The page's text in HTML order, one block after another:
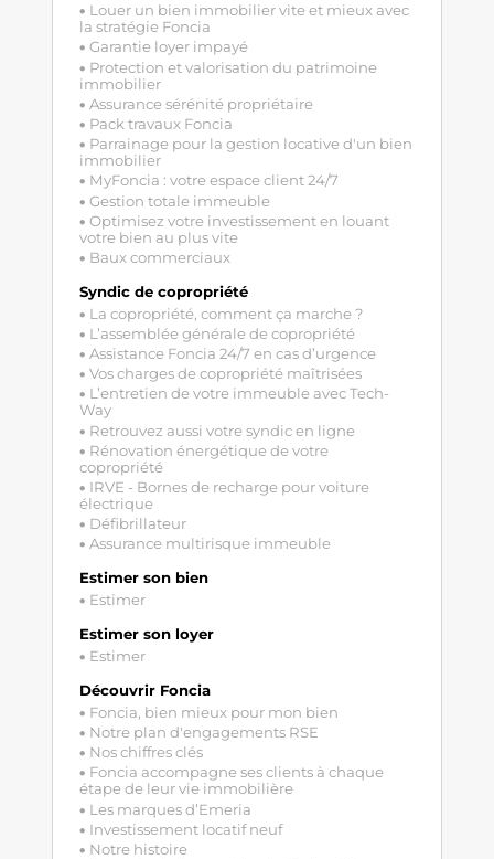
Louer un bien immobilier vite et mieux avec
la stratégie Foncia
Garantie loyer impayé
Protection et valorisation du patrimoine
immobilier
Assurance sérénité propriétaire
Pack travaux Foncia
Parrainage pour la gestion locative d'un bien
immobilier
MyFoncia : votre espace client 24/7
Gestion totale immeuble
Optimisez votre investissement en louant
votre bien au plus vite
Baux commerciaux
Syndic de copropriété
La copropriété, comment ça marche ?
L’assemblée générale de copropriété
Assistance Foncia 24/7 en cas d’urgence
Vos charges de copropriété maîtrisées
L’entretien de votre immeuble avec Tech-
Way
Retrouvez aussi votre syndic en ligne
Rénovation énergétique de votre
copropriété
IRVE - Bornes de recharge pour voiture
électrique
Défibrillateur
Assurance multirisque immeuble
Estimer son bien
Estimer
Estimer son loyer
Estimer
Découvrir Foncia
Foncia, bien mieux pour mon bien
Notre plan d'engagements RSE
Nos chiffres clés
Foncia accompagne ses clients à chaque
étape de leur vie immobilière
Les marques d’Emeria
Investissement locatif neuf
Notre histoire